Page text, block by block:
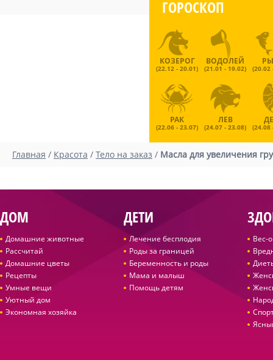
ГОРОСКОП
КОЗЕРОГ
(22.12 - 20.01)
ВОДОЛЕЙ
(21.01 - 19.02) (20.02
РАК
(22.06 - 23.07)
ЛЕВ
(24.07 - 23.08) (24.08
Главная / Красота / Тело на заказ / Масла для увеличения
ДОМ
Домашние животные
Рассчитай
Домашние цветы
Рецепты
Умные вещи
Уютный дом
Экономная хозяйка
ДЕТИ
Лечение бесплодия
Роды за границей
Беременность и роды
Мама и малыш
Помощь детям
Вес-